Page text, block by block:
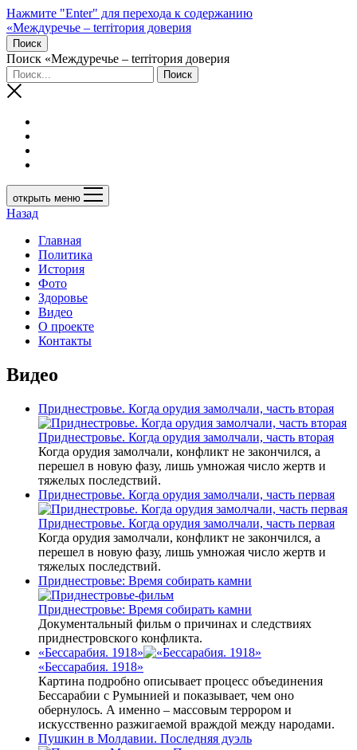
Нажмите "Enter" для перехода к содержанию
«Междуречье – terriтория доверия
Поиск
Поиск «Междуречье – terriтория доверия
открыть меню
Назад
Главная
Политика
История
Фото
Здоровье
Видео
О проекте
Контакты
Видео
Приднестровье. Когда орудия замолчали, часть вторая
Приднестровье. Когда орудия замолчали, часть вторая
Когда орудия замолчали, конфликт не закончился, а
перешел в новую фазу, лишь умножая число жертв и
тяжелых последствий.
Приднестровье. Когда орудия замолчали, часть первая
Приднестровье. Когда орудия замолчали, часть первая
Когда орудия замолчали, конфликт не закончился, а
перешел в новую фазу, лишь умножая число жертв и
тяжелых последствий.
Приднестровье: Время собирать камни
Приднестровье: Время собирать камни
Документальный фильм о причинах и следствиях
приднестровского конфликта.
«Бессарабия. 1918»
«Бессарабия. 1918»
Картина подробно описывает процесс объединения
Бессарабии с Румынией и показывает, чем оно
обернулось. А именно – массовым террором и
искусственно разжигаемой враждой между народами.
Пушкин в Молдавии. Последняя дуэль